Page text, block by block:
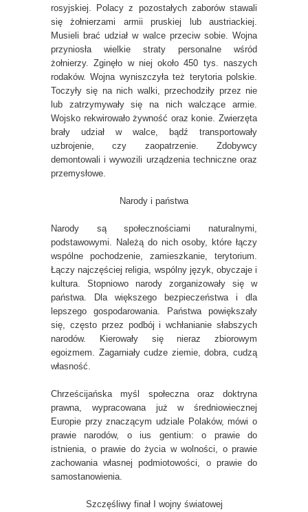
rosyjskiej. Polacy z pozostałych zaborów stawali
się żołnierzami armii pruskiej lub austriackiej.
Musieli brać udział w walce przeciw sobie. Wojna
przyniosła wielkie straty personalne wśród
żołnierzy. Zginęło w niej około 450 tys. naszych
rodaków. Wojna wyniszczyła też terytoria polskie.
Toczyły się na nich walki, przechodziły przez nie
lub zatrzymywały się na nich walczące armie.
Wojsko rekwirowało żywność oraz konie. Zwierzęta
brały udział w walce, bądź transportowały
uzbrojenie, czy zaopatrzenie. Zdobywcy
demontowali i wywozili urządzenia techniczne oraz
przemysłowe.
Narody i państwa
Narody są społecznościami naturalnymi,
podstawowymi. Należą do nich osoby, które łączy
wspólne pochodzenie, zamieszkanie, terytorium.
Łączy najczęściej religia, wspólny język, obyczaje i
kultura. Stopniowo narody zorganizowały się w
państwa. Dla większego bezpieczeństwa i dla
lepszego gospodarowania. Państwa powiększały
się, często przez podbój i wchłanianie słabszych
narodów. Kierowały się nieraz zbiorowym
egoizmem. Zagarniały cudze ziemie, dobra, cudzą
własność.
Chrześcijańska myśl społeczna oraz doktryna
prawna, wypracowana już w średniowiecznej
Europie przy znaczącym udziale Polaków, mówi o
prawie narodów, o ius gentium: o prawie do
istnienia, o prawie do życia w wolności, o prawie
zachowania własnej podmiotowości, o prawie do
samostanowienia.
Szczęśliwy finał I wojny światowej